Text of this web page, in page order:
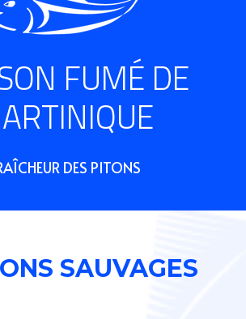
FUMÉ DE
DES PITONS
SAUVAGES